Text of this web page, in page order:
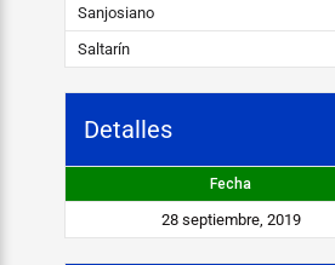
a
n
v
s
S
Sanjosiano
Saltarín
Detalles
Fecha
28 septiembre, 2019